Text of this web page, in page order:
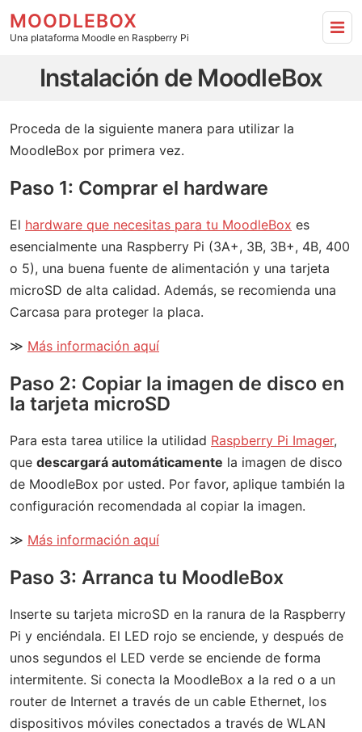
MOODLEBOX
Una plataforma Moodle en Raspberry Pi
Instalación de MoodleBox
Proceda de la siguiente manera para utilizar la
MoodleBox por primera vez.
Paso 1: Comprar el hardware
El hardware que necesitas para tu MoodleBox es
esencialmente una Raspberry Pi (3A+, 3B, 3B+, 4B, 400
o 5), una buena fuente de alimentación y una tarjeta
microSD de alta calidad. Además, se recomienda una
Carcasa para proteger la placa.
≫ Más información aquí
Paso 2: Copiar la imagen de disco en
la tarjeta microSD
Para esta tarea utilice la utilidad Raspberry Pi Imager,
que descargará automáticamente la imagen de disco
de MoodleBox por usted. Por favor, aplique también la
configuración recomendada al copiar la imagen.
≫ Más información aquí
Paso 3: Arranca tu MoodleBox
Inserte su tarjeta microSD en la ranura de la Raspberry
Pi y enciéndala. El LED rojo se enciende, y después de
unos segundos el LED verde se enciende de forma
intermitente. Si conecta la MoodleBox a la red o a un
router de Internet a través de un cable Ethernet, los
dispositivos móviles conectados a través de WLAN